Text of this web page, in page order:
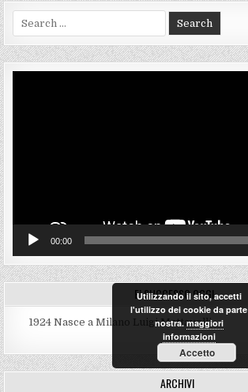
Search
for:
00:00
E’ SUCCESSO OGGI…
1924 Nasce a Milano Luigi Mattavelli
ARCHIVI
Utilizzando il sito, accetti
l'utilizzo dei cookie da parte
nostra.maggiori
informazioni
Accetto